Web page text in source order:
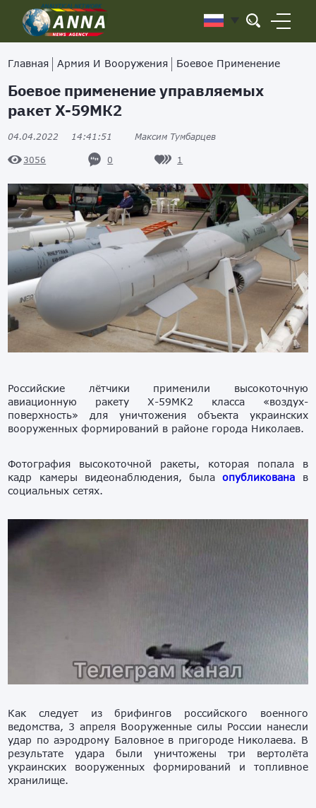
Главная Армия И Вооружения Боевое Применение
Боевое применение управляемых
ракет Х-59МК2
04.04.2022 14:41:51 Максим Тумбарцев
3056 0 1
Российские лётчики применили высокоточную
авиационную ракету Х-59МК2 класса «воздух-
поверхность» для уничтожения объекта украинских
вооруженных формирований в районе города Николаев.
Фотография высокоточной ракеты, которая попала в
кадр камеры видеонаблюдения, былаопубликована в
социальных сетях.
Как следует из брифингов российского военного
ведомства, 3 апреля Вооруженные силы России нанесли
удар по аэродрому Баловное в пригороде Николаева. В
результате удара были уничтожены три вертолёта
украинских вооруженных формирований и топливное
хранилище.